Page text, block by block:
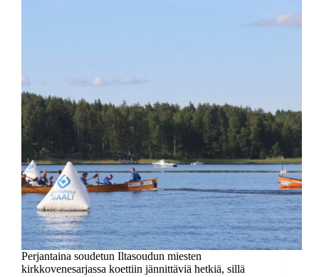
Perjantaina soudetun Iltasoudun miesten
kirkkovenesarjassa koettiin jännittäviä hetkiä, sillä